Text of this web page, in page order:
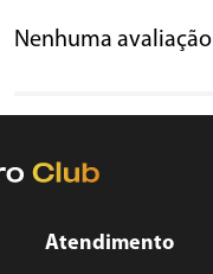
Título
★★
Nenhuma avaliação
Atendimento